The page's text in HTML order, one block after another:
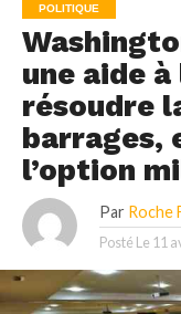
POLITIQUE
une aide
résoudre
barrages,
l’option
Par Roche
Posté Le 11